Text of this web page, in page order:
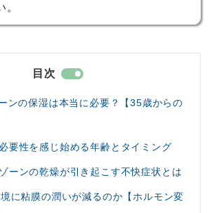
。
目次
ンの保湿は本当に必要？【35歳からの
要性を感じ始める年齢とタイミング
ーンの乾燥が引き起こす不快症状とは
に粘膜の潤いが減るのか【ホルモン変